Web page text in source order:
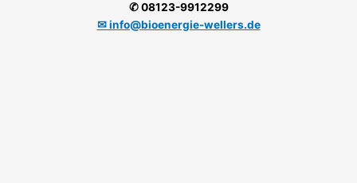
✆ 08123-9912299
✉ info@bioenergie-wellers.de